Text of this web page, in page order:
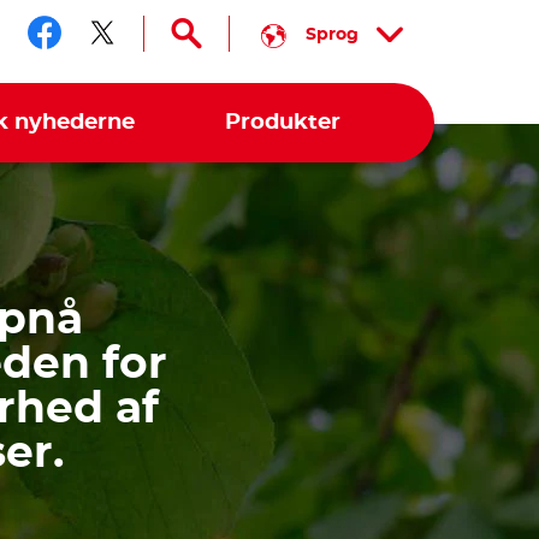
Følg os på facebook
Følg os på twitter
Sprog
nyhederne Produkter
for
af